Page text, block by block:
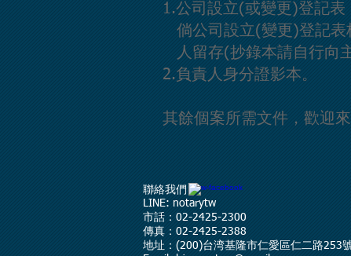
1.公司設立(或變更)登記表
倘公司設立(變更)登記表
人留存(抄錄本請自行向
2.負責人身分證影本。
其餘個案所需文件，歡迎來
聯絡我們
​LINE: notarytw
市話：02-2425-2300
​傳真：02-2425-2388
地址：(200)台湾基隆市仁愛區仁二路253